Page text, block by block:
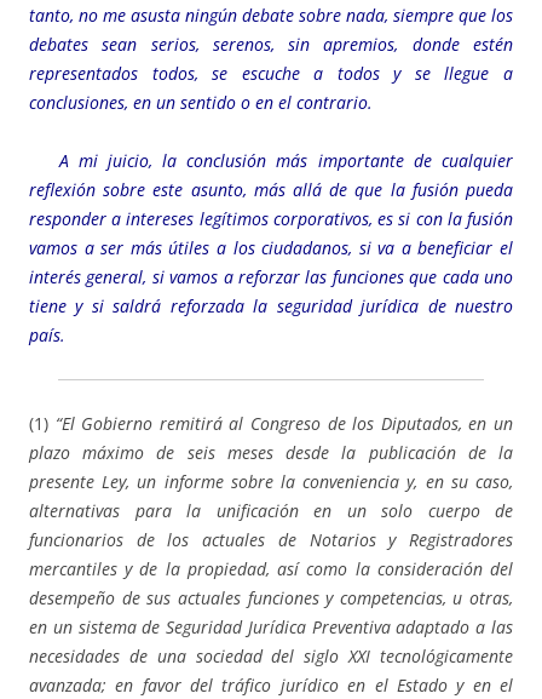
tanto, no me asusta ningún debate sobre nada, siempre que los
debates sean serios, serenos, sin apremios, donde estén
representados todos, se escuche a todos y se llegue a
conclusiones, en un sentido o en el contrario.
A mi juicio, la conclusión más importante de cualquier
reflexión sobre este asunto, más allá de que la fusión pueda
responder a intereses legítimos corporativos, es si con la fusión
vamos a ser más útiles a los ciudadanos, si va a beneficiar el
interés general, si vamos a reforzar las funciones que cada uno
tiene y si saldrá reforzada la seguridad jurídica de nuestro
país.
(1) “El Gobierno remitirá al Congreso de los Diputados, en un
plazo máximo de seis meses desde la publicación de la
presente Ley, un informe sobre la conveniencia y, en su caso,
alternativas para la unificación en un solo cuerpo de
funcionarios de los actuales de Notarios y Registradores
mercantiles y de la propiedad, así como la consideración del
desempeño de sus actuales funciones y competencias, u otras,
en un sistema de Seguridad Jurídica Preventiva adaptado a las
necesidades de una sociedad del siglo XXI tecnológicamente
avanzada; en favor del tráfico jurídico en el Estado y en el